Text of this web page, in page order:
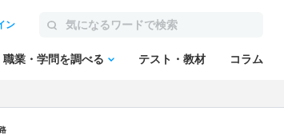
ン
職業・学問を調べる テスト・教材 コラム